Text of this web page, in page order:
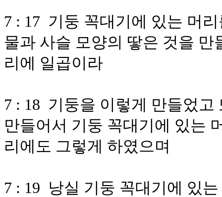
7 : 17 기둥 꼭대기에 있는 머
물과 사슬 모양의 땋은 것을
리에 일곱이라
7 : 18 기둥을 이렇게 만들었
만들어서 기둥 꼭대기에 있는
리에도 그렇게 하였으며
7 : 19 낭실 기둥 꼭대기에 있